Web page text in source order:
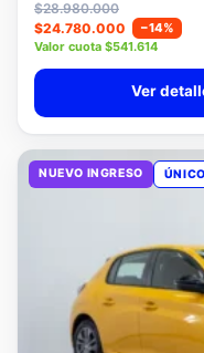
Lista
$28.980.000
$24.780.000
−14%
Valor cuota $541.614
NUEVO INGRESO